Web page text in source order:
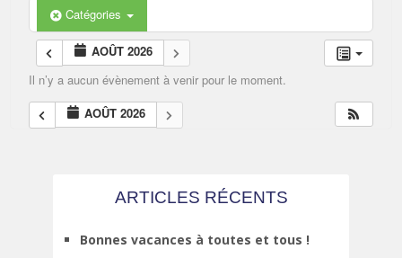
Catégories
AOÛT 2026
Il n’y a aucun évènement à venir pour le moment.
AOÛT 2026
ARTICLES RÉCENTS
Bonnes vacances à toutes et tous !